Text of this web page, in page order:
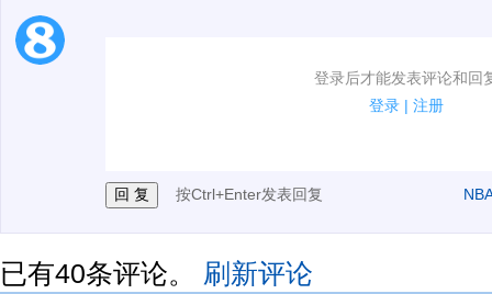
登录后才能发表评论和回
登录 | 注册
1.电脑端新用户可以发表评论了！
按Ctrl+Enter发表回复
已有40条评论。 刷新评论